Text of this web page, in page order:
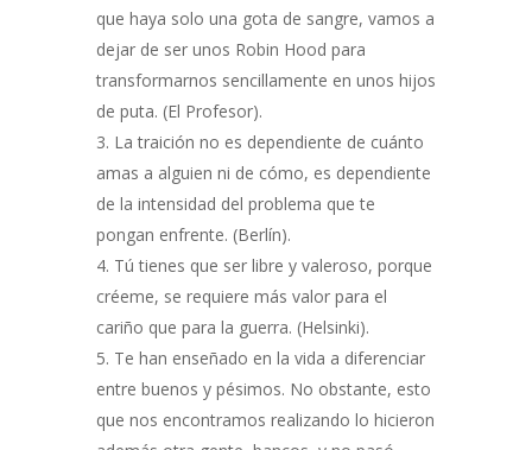
que haya solo una gota de sangre, vamos a
dejar de ser unos Robin Hood para
transformarnos sencillamente en unos hijos
de puta. (El Profesor).
La traición no es dependiente de cuánto
amas a alguien ni de cómo, es dependiente
de la intensidad del problema que te
pongan enfrente. (Berlín).
Tú tienes que ser libre y valeroso, porque
créeme, se requiere más valor para el
cariño que para la guerra. (Helsinki).
Te han enseñado en la vida a diferenciar
entre buenos y pésimos. No obstante, esto
que nos encontramos realizando lo hicieron